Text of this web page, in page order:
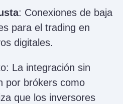
: Conexiones de baja
para el trading en
digitales.
La integración sin
por brókers como
que los inversores